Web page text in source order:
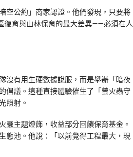
空公約」商家認證。他們發現，只要將
復育與山林保育的最大差異——必須在人
沒有用生硬數據說服，而是舉辦「暗夜
倡議。這種直接體驗催生了「螢火蟲守
照射。
蟲主題燈飾，收益部分回饋保育基金。
態池。他說：「以前覺得工程最大，現